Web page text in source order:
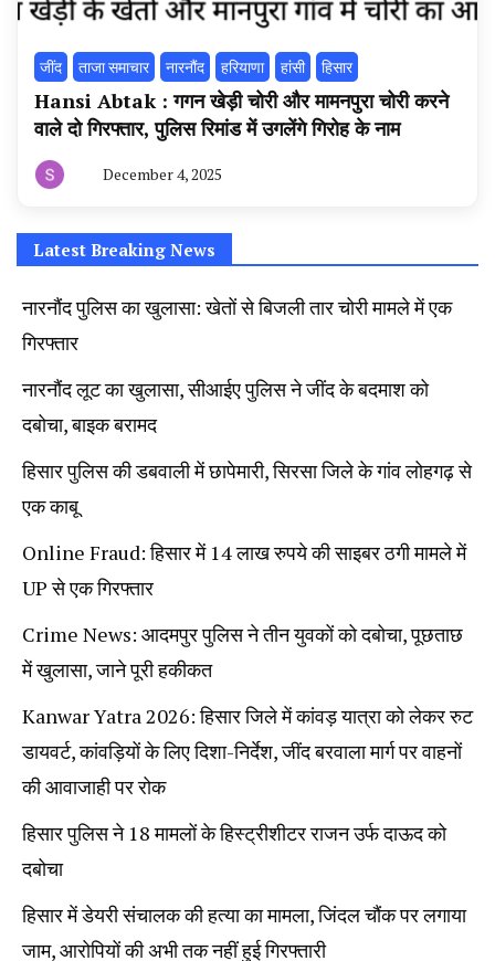
‌जींद ताजा समाचार नारनौंद हरियाणा हांसी हिसार
Hansi Abtak : गगन खेड़ी चोरी और मामनपुरा चोरी करने
वाले दो गिरफ्तार, पुलिस रिमांड में उगलेंगे गिरोह के नाम
December 4, 2025
Latest Breaking News
नारनौंद पुलिस का खुलासा: खेतों से बिजली तार चोरी मामले में एक
गिरफ्तार
नारनौंद लूट का खुलासा, सीआईए पुलिस ने जींद के बदमाश को
दबोचा, बाइक बरामद
हिसार पुलिस की डबवाली में छापेमारी, सिरसा जिले के गांव लोहगढ़ से
एक काबू
Online Fraud: हिसार में 14 लाख रुपये की साइबर ठगी मामले में
UP से एक गिरफ्तार
Crime News: आदमपुर पुलिस ने तीन युवकों को दबोचा, पूछताछ
में खुलासा, जाने पूरी हकीकत
Kanwar Yatra 2026: हिसार जिले में कांवड़ यात्रा को लेकर रुट
डायवर्ट, कांवड़ियों के लिए दिशा-निर्देश, जींद बरवाला मार्ग पर वाहनों
की आवाजाही पर रोक
हिसार पुलिस ने 18 मामलों के हिस्ट्रीशीटर राजन उर्फ दाऊद को
दबोचा
हिसार में डेयरी संचालक की हत्या का मामला, जिंदल चौंक पर लगाया
जाम, आरोपियों की अभी तक नहीं हुई गिरफ्तारी